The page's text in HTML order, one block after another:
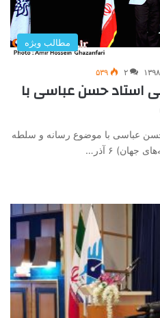
مطالب ویژه
۲ ۵۳۹
استاد حسن عباسی با
عباسی با موضوع رسانه و سلطه
۶ آذر…